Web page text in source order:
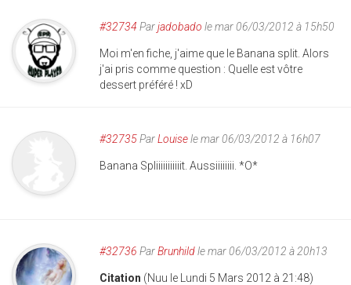
#32734 Parjadobado le mar 06/03/2012 à 15h50
Moi m'en fiche, j'aime que le Banana split. Alors
j'ai pris comme question : Quelle est vôtre
dessert préféré ! xD
#32735ParLouisele mar 06/03/2012 à 16h07
Banana Spliiiiiiiiiiit. Aussiiiiiiii. *O*
#32736 ParBrunhildle mar 06/03/2012 à 20h13
Citation (Nuu le Lundi 5 Mars 2012 à 21:48)